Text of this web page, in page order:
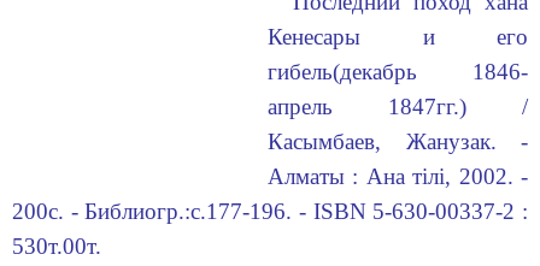
Кенесары и его
гибель(декабрь 1846-
апрель 1847гг.) /
Касымбаев, Жанузак. -
Алматы : Ана тiлi, 2002. -
200с. - Библиогр.:с.177-196. - ISBN 5-630-00337-2 :
530т.00т.